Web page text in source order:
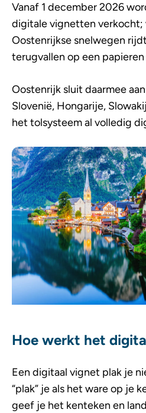
Vanaf 1 december 2026
digitale vignetten verkocht;
Oostenrijkse snelwegen
terugvallen op een
Oostenrijk sluit daarmee
Slovenië, Hongarije,
het tolsysteem al volledig
Hoe werkt het
Een digitaal vignet plak je
“plak” je als het ware op je
geef je het kenteken en